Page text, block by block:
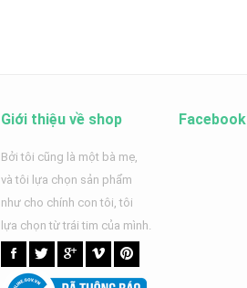
Giới thiệu về shop
Bởi tôi cũng là một bà mẹ,
và tôi lựa chọn sản phẩm
như cho chính con tôi, tôi
lựa chọn từ trái tim của mình.
Facebook